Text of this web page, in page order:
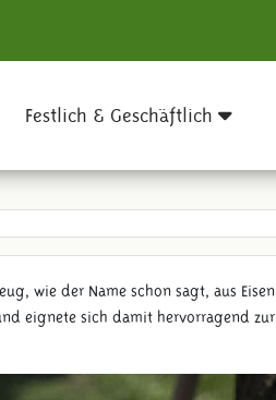
Festlich & Geschäftlich
wie der Name schon sagt, aus Eisen
eignete sich damit hervorragend zur